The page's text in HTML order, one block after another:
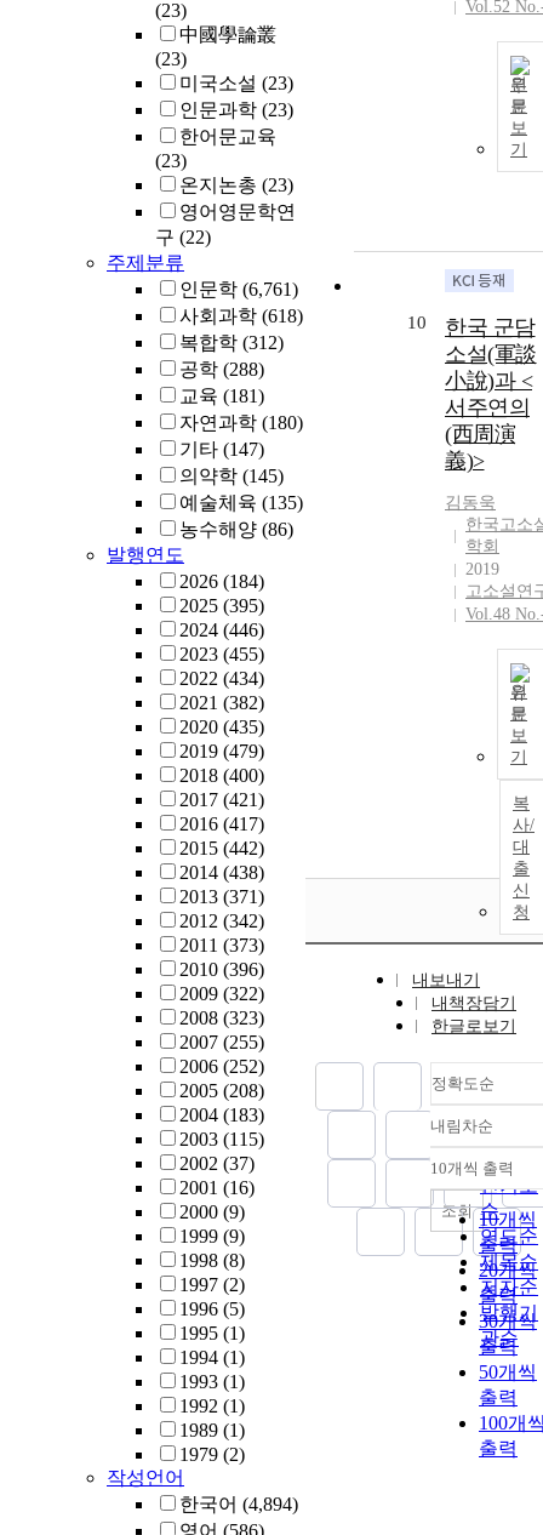
(23)
中國學論叢
(23)
미국소설 (23)
인문과학 (23)
한어문교육
(23)
온지논총 (23)
영어영문학연
구 (22)
주제분류
인문학 (6,761)
사회과학 (618)
복합학 (312)
공학 (288)
교육 (181)
자연과학 (180)
기타 (147)
의약학 (145)
예술체육 (135)
농수해양 (86)
발행연도
2026 (184)
2025 (395)
2024 (446)
2023 (455)
2022 (434)
2021 (382)
2020 (435)
2019 (479)
2018 (400)
2017 (421)
2016 (417)
2015 (442)
2014 (438)
2013 (371)
2012 (342)
2011 (373)
2010 (396)
2009 (322)
2008 (323)
2007 (255)
2006 (252)
2005 (208)
2004 (183)
2003 (115)
2002 (37)
2001 (16)
2000 (9)
1999 (9)
1998 (8)
1997 (2)
1996 (5)
1995 (1)
1994 (1)
1993 (1)
1992 (1)
1989 (1)
1979 (2)
작성언어
한국어 (4,894)
Vol.52
원
문
보
기
10
한국 군담
소설(軍談
小說)과 <
서주연의
(西周演
義)>
김동욱
한국고소
학회
2019
고소설연
Vol.48
원
문
보
기
복
사/
대
출
신
청
내보내기
내책장담기
한글로보기
정확도순
정확도
순
인기도
순
연도순
제목순
저자순
발행기
관순
내림차순
내림차
10개씩 출력
10개씩
출력
20개씩
출력
30개씩
출력
50개씩
출력
100개
출력
조회